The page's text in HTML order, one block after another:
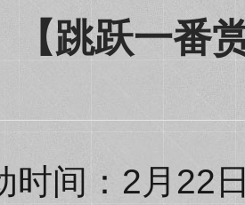
【跳跃一番
时间：2月22